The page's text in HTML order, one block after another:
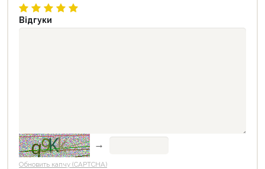
Відгуки
→
Обновить капчу (CAPTCHA)